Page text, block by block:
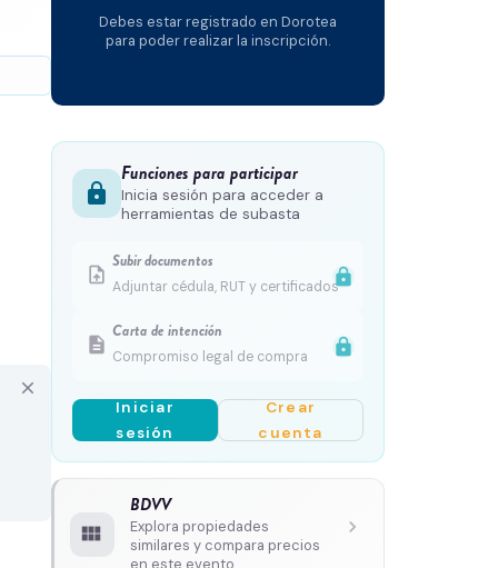
close
Debes estar registrado en Dorotea
para poder realizar la inscripción.
lock
Funciones para participar
Inicia sesión para acceder a
herramientas de subasta
upload_file
Subir documentos
Adjuntar cédula, RUT y certificadoslock
description
Carta de intención
Compromiso legal de compra lock
Iniciar
sesión
Crear
cuenta
view_module
BDVV
Explora propiedades
similares y compara precios
chevron_right